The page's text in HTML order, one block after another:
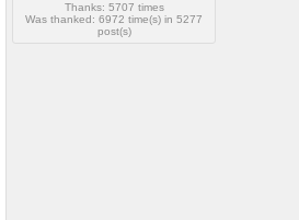
Thanks: 5707 times
Was thanked: 6972 time(s) in 5277
post(s)